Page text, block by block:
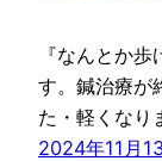
『なんとか
す。鍼治療が
た・軽くなり
2024年11月